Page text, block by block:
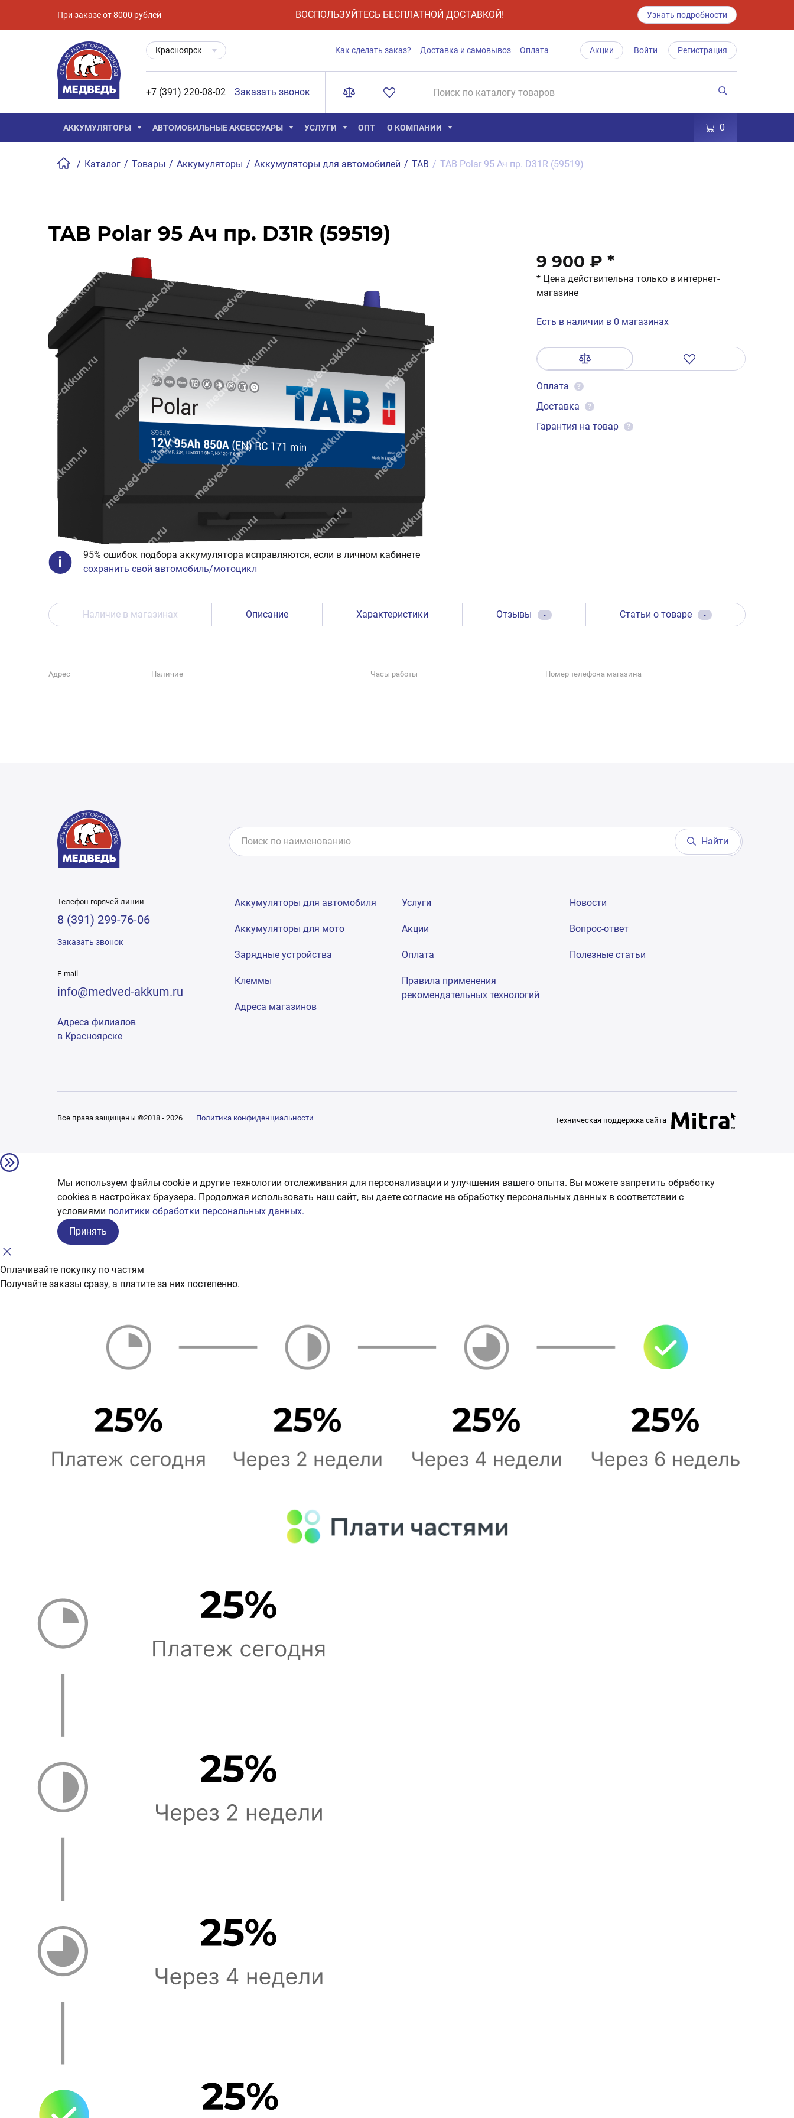
При заказе от 8000 рублей ВОСПОЛЬЗУЙТЕСЬ БЕСПЛАТНОЙ ДОСТАВКОЙ! Узнать подробности
Красноярск Как сделать заказ? Доставка и самовывоз Оплата Акции Войти Регистрация
+7 (391) 220-08-02 Заказать звонок
АККУМУЛЯТОРЫ АВТОМОБИЛЬНЫЕ АКСЕССУАРЫ УСЛУГИ ОПТ О КОМПАНИИ 0
/ Каталог / Товары / Аккумуляторы / Аккумуляторы для автомобилей / TAB / TAB Polar 95 Ач пр. D31R (59519)
TAB Polar 95 Ач пр. D31R (59519)
95% ошибок подбора аккумулятора исправляются, если в личном кабинете
сохранить свой автомобиль/мотоцикл
9 900 ₽ *
* Цена действительна только в интернет-
магазине
Есть в наличии в 0 магазинах
Оплата ?
Доставка ?
Гарантия на товар ?
Наличие в магазинах Описание Характеристики Отзывы - Статьи о товаре -
Адрес Наличие Часы работы Номер телефона магазина
Найти
Телефон горячей линии
8 (391) 299-76-06
Заказать звонок
E-mail
info@medved-akkum.ru
Адреса филиалов
в Красноярске
Аккумуляторы для автомобиля
Аккумуляторы для мото
Зарядные устройства
Клеммы
Адреса магазинов
Услуги
Акции
Оплата
Правила применения
рекомендательных технологий
Новости
Вопрос-ответ
Полезные статьи
Все права защищены ©2018 - 2026 Политика конфиденциальности Техническая поддержка сайта
Мы используем файлы cookie и другие технологии отслеживания для персонализации и улучшения вашего опыта. Вы можете запретить обработку
сookies в настройках браузера. Продолжая использовать наш сайт, вы даете согласие на обработку персональных данных в соответствии с
условиями политики обработки персональных данных.
Принять
Оплачивайте покупку по частям
Получайте заказы сразу, а платите за них постепенно.